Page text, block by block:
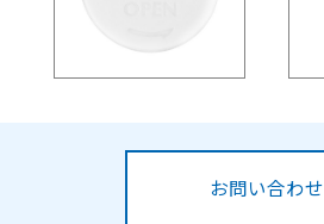
お問い合わせ